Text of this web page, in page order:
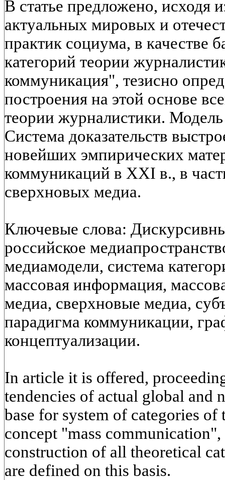
В статье предложено, исходя
актуальных мировых и
практик социума, в качестве
категорий теории
коммуникация", тезисно
построения на этой основе
теории журналистики.
Система доказательств
новейших эмпирических
коммуникаций в XXI в., в
сверхновых медиа.
Ключевые слова:
российское
медиамодели, система
массовая информация,
медиа, сверхновые медиа,
парадигма коммуникации,
концептуализации.
In article it is offered,
tendencies of actual global and
base for system of categories
concept "mass
construction of all theoretical
are defined on this basis.